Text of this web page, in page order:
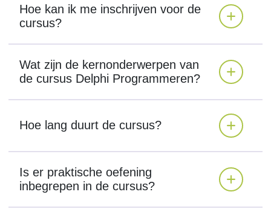
Hoe kan ik me inschrijven voor de
cursus?
Wat zijn de kernonderwerpen van
de cursus Delphi Programmeren?
Hoe lang duurt de cursus?
Is er praktische oefening
inbegrepen in de cursus?